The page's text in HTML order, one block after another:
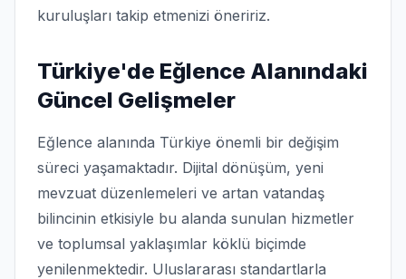
kuruluşları takip etmenizi öneririz.
Türkiye'de Eğlence Alanındaki
Güncel Gelişmeler
Eğlence alanında Türkiye önemli bir değişim
süreci yaşamaktadır. Dijital dönüşüm, yeni
mevzuat düzenlemeleri ve artan vatandaş
bilincinin etkisiyle bu alanda sunulan hizmetler
ve toplumsal yaklaşımlar köklü biçimde
yenilenmektedir. Uluslararası standartlarla